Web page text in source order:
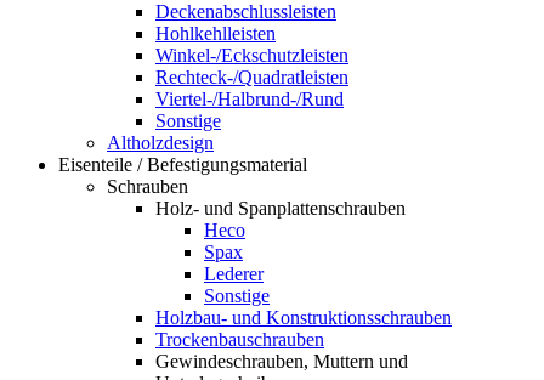
Deckenabschlussleisten
Hohlkehlleisten
Winkel-/Eckschutzleisten
Rechteck-/Quadratleisten
Viertel-/Halbrund-/Rund
Sonstige
Altholzdesign
Eisenteile / Befestigungsmaterial
Schrauben
Holz- und Spanplattenschrauben
Heco
Spax
Lederer
Sonstige
Holzbau- und Konstruktionsschrauben
Trockenbauschrauben
Gewindeschrauben, Muttern und